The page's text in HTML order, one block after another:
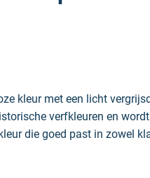
kleur met een licht
verfkleuren en
die goed past in zowel